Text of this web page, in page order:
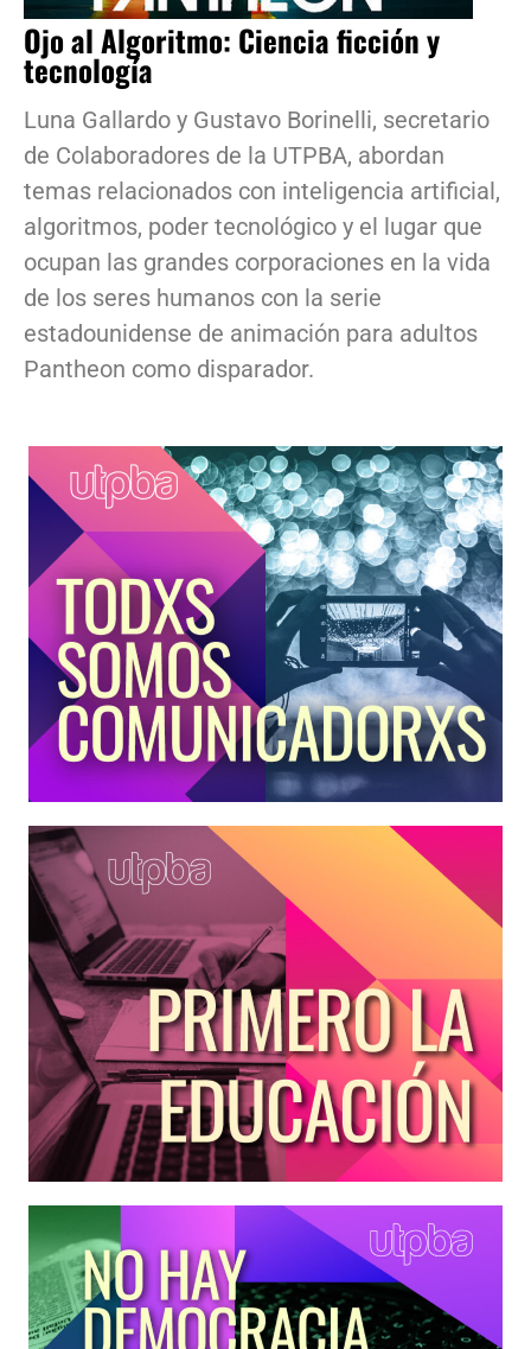
Ojo al Algoritmo: Ciencia ficción y
tecnología
Luna Gallardo y Gustavo Borinelli, secretario
de Colaboradores de la UTPBA, abordan
temas relacionados con inteligencia artificial,
algoritmos, poder tecnológico y el lugar que
ocupan las grandes corporaciones en la vida
de los seres humanos con la serie
estadounidense de animación para adultos
Pantheon como disparador.